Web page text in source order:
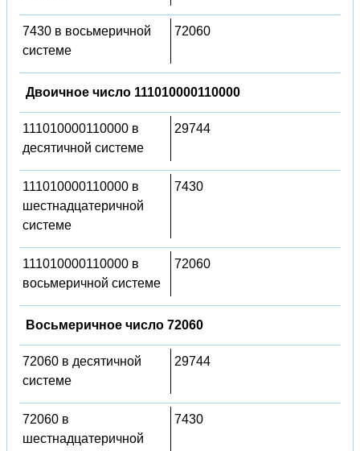
7430 в восьмеричной
системе
72060
Двоичное число 111010000110000
111010000110000 в
десятичной системе
29744
111010000110000 в
шестнадцатеричной
системе
7430
111010000110000 в
восьмеричной системе
72060
Восьмеричное число 72060
72060 в десятичной
системе
29744
72060 в
шестнадцатеричной
7430